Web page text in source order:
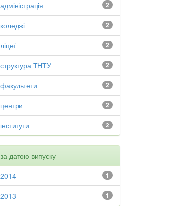
2
адміністрація
2
коледжі
2
ліцеї
2
структура ТНТУ
2
факультети
2
центри
2
інститути
за датою випуску
1
2014
1
2013